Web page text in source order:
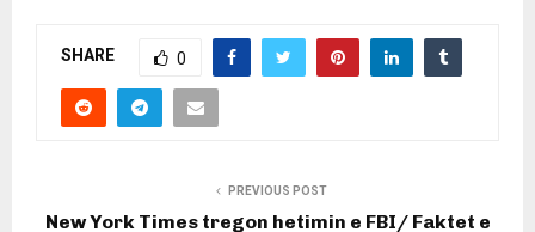
SHARE 0
PREVIOUS POST
New York Times tregon hetimin e FBI/ Faktet e